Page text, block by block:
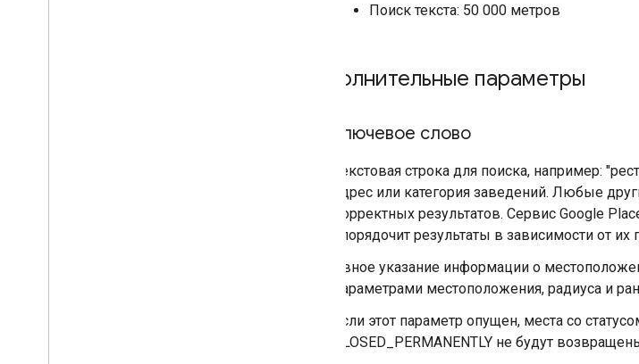
Поиск текста: 50 000 метров
Дополнительные параметры
ключевое слово
Текстовая строка для поиска, например:
адрес или категория заведений. Любые
корректных результатов. Сервис Google
упорядочит результаты в зависимости от
Явное указание информации о
параметрами местоположения, радиуса и
Если этот параметр опущен, места со
CLOSED_PERMANENTLY не будут